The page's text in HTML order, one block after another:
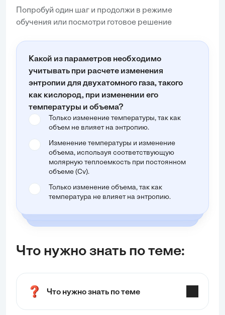
Попробуй один шаг и продолжи в режиме
обучения или посмотри готовое решение
Какой из параметров необходимо
учитывать при расчете изменения
энтропии для двухатомного газа, такого
как кислород, при изменении его
температуры и объема?
Только изменение температуры, так как
объем не влияет на энтропию.
Изменение температуры и изменение
объема, используя соответствующую
молярную теплоемкость при постоянном
объеме (Cv).
Только изменение объема, так как
температура не влияет на энтропию.
Что нужно знать по теме:
Что нужно знать по теме